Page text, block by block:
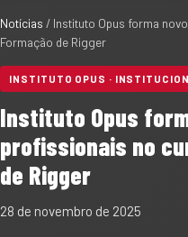
Notícias / Instituto Opus forma
Formação de Rigger
INSTITUTO OPUS ·
Instituto Opus
profissionais no
de Rigger
28 de novembro de 2025